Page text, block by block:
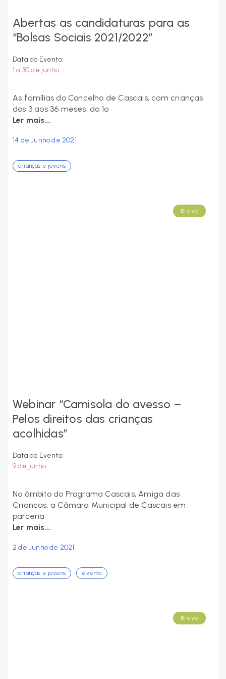
Abertas as candidaturas para as
“Bolsas Sociais 2021/2022”
Data do Evento:
1 a 30 de junho
As famílias do Concelho de Cascais, com crianças
dos 3 aos 36 meses, do 1º
Ler mais...
14 de Junho de 2021
crianças e jovens
Breve
Webinar “Camisola do avesso –
Pelos direitos das crianças
acolhidas”
Data do Evento:
9 de junho
No âmbito do Programa Cascais, Amiga das
Crianças, a Câmara Municipal de Cascais em
parceria
Ler mais...
2 de Junho de 2021
crianças e jovens evento
Breve